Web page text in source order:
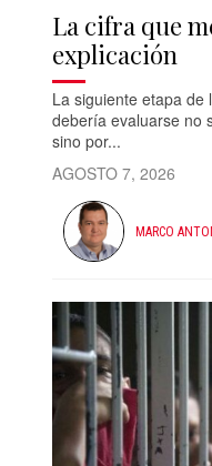
La cifra que
explicación
La siguiente etapa de
debería evaluarse no
sino por...
AGOSTO 7, 2026
MARCO